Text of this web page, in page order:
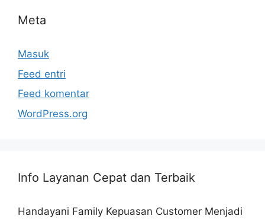
Meta
Masuk
Feed entri
Feed komentar
WordPress.org
Info Layanan Cepat dan Terbaik
Handayani Family Kepuasan Customer Menjadi